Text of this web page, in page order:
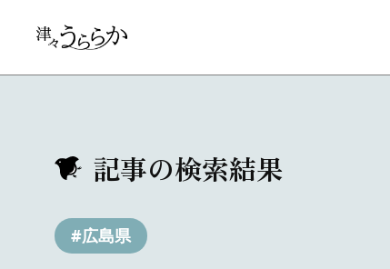
記事の検索結果
#広島県